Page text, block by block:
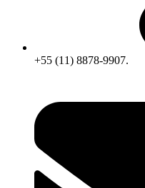
+55 (11) 8878-9907.